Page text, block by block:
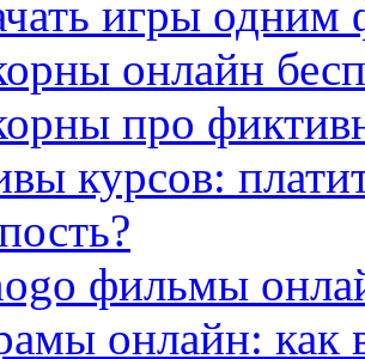
игры одним
онлайн
про
курсов:
фильмы
онлайн: как